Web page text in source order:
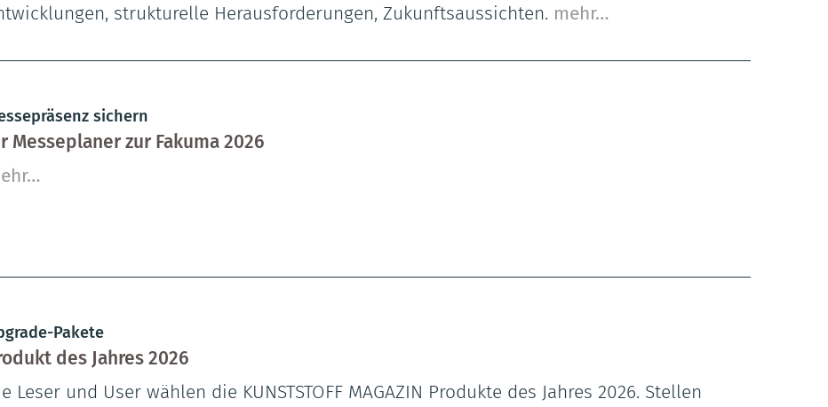
strukturelle Herausforderungen, Zukunftsaussichten. mehr…
sichern
Messeplaner zur Fakuma 2026
Pakete
des Jahres 2026
Leser und User wählen die KUNSTSTOFF MAGAZIN Produkte des Jahres 2026. Stellen